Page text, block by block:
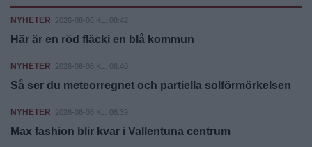
NYHETER 2026-08-06 KL. 08:42
Här är en röd fläcki en blå kommun
NYHETER 2026-08-06 KL. 08:40
Så ser du meteorregnet och partiella solförmörkelsen
NYHETER 2026-08-06 KL. 08:39
Max fashion blir kvar i Vallentuna centrum